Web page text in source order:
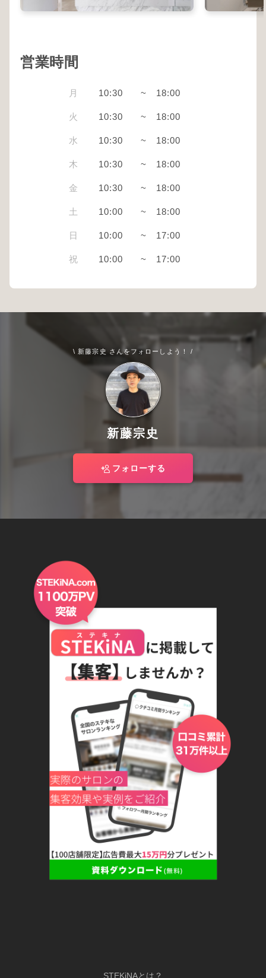
営業時間
月 10:30 ~ 18:00
火 10:30 ~ 18:00
水 10:30 ~ 18:00
木 10:30 ~ 18:00
金 10:30 ~ 18:00
土 10:00 ~ 18:00
日 10:00 ~ 17:00
祝 10:00 ~ 17:00
\ 新藤宗史 さんをフォローしよう！ /
新藤宗史
フォローする
STEKiNAとは？